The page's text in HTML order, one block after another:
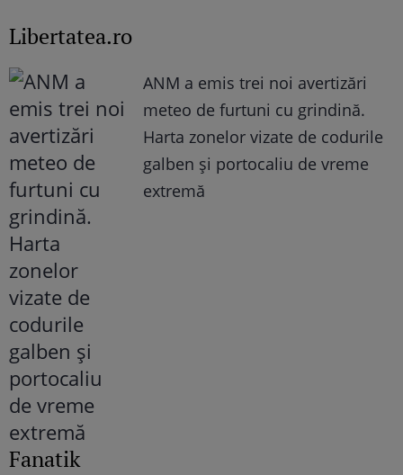
Libertatea.ro
ANM a emis trei noi avertizări
meteo de furtuni cu grindină.
Harta zonelor vizate de codurile
galben și portocaliu de vreme
extremă
Fanatik